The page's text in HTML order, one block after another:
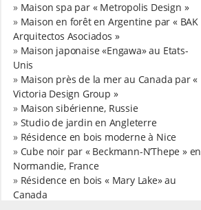
» Maison spa par « Metropolis Design »
» Maison en forêt en Argentine par « BAK
Arquitectos Asociados »
» Maison japonaise «Engawa» au Etats-
Unis
» Maison près de la mer au Canada par «
Victoria Design Group »
» Maison sibérienne, Russie
» Studio de jardin en Angleterre
» Résidence en bois moderne à Nice
» Cube noir par « Beckmann-N’Thepe » en
Normandie, France
» Résidence en bois « Mary Lake» au
Canada